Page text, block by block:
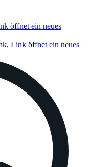
öffnet ein neues
Link öffnet ein neues